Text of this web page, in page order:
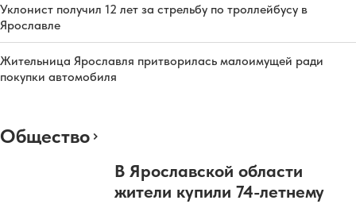
Уклонист получил 12 лет за стрельбу по троллейбусу в
Ярославле
Жительница Ярославля притворилась малоимущей ради
покупки автомобиля
Общество
В Ярославской области
жители купили 74-летнему